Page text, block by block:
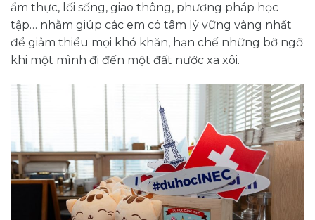
ẩm thực, lối sống, giao thông, phương pháp học
tập… nhằm giúp các em có tâm lý vững vàng nhất
để giảm thiểu mọi khó khăn, hạn chế những bỡ ngỡ
khi một mình đi đến một đất nước xa xôi.